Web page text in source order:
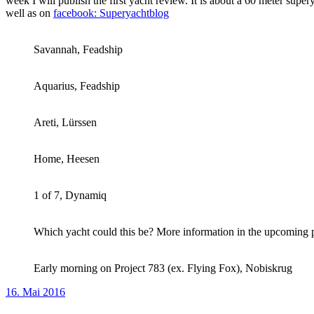
well as on facebook: Superyachtblog
Savannah, Feadship
Aquarius, Feadship
Areti, Lürssen
Home, Heesen
1 of 7, Dynamiq
Which yacht could this be? More information in the upcoming
Early morning on Project 783 (ex. Flying Fox), Nobiskrug
Veröffentlicht
16. Mai 2016